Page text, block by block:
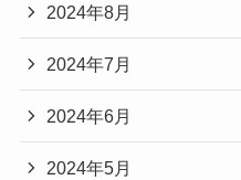
2024年8月
2024年7月
2024年6月
2024年5月